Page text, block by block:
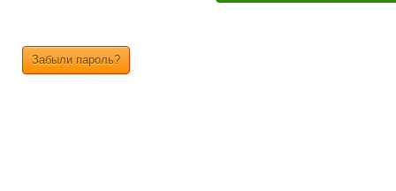
Забыли пароль?